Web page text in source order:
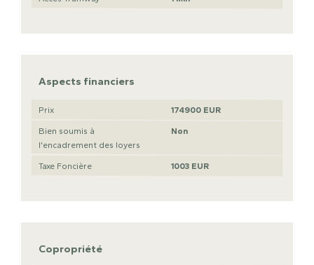
Aspects financiers
Prix 174900 EUR
Bien soumis à
l'encadrement des loyers
Non
Taxe Foncière 1003 EUR
Copropriété